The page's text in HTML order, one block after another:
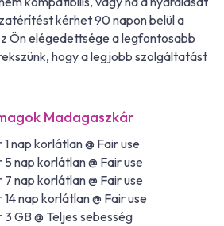
kérhet 90 napon belül a
Ön elégedettsége a legfontosabb
hogy a legjobb szolgáltatást
Madagaszkár
nap korlátlan @ Fair use
nap korlátlan @ Fair use
nap korlátlan @ Fair use
nap korlátlan @ Fair use
GB @ Teljes sebesség